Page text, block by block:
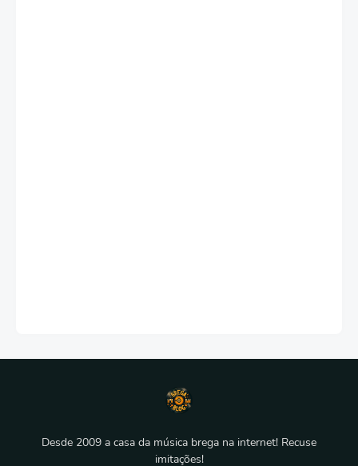
Desde 2009 a casa da música brega na internet! Recuse
imitações!